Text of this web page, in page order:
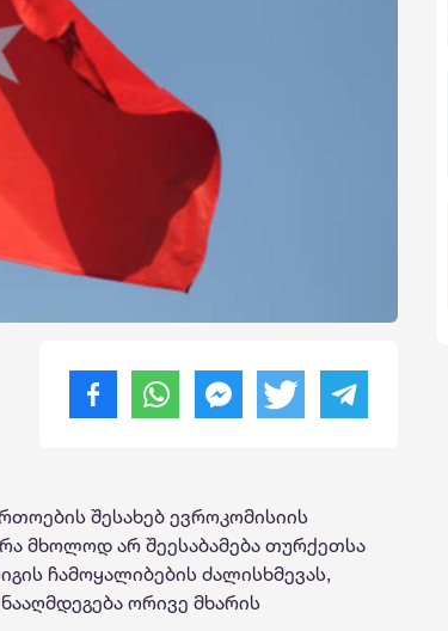
შესახებ ევროკომისიის
მხოლოდ არ შეესაბამება თურქეთსა
ჩამოყალიბების ძალისხმევას,
ორივე მხარის